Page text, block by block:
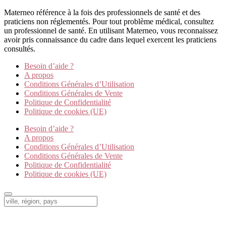
Materneo référence à la fois des professionnels de santé et des
praticiens non réglementés. Pour tout problème médical, consultez
un professionnel de santé. En utilisant Materneo, vous reconnaissez
avoir pris connaissance du cadre dans lequel exercent les praticiens
consultés.
Besoin d’aide ?
A propos
Conditions Générales d’Utilisation
Conditions Générales de Vente
Politique de Confidentialité
Politique de cookies (UE)
Besoin d’aide ?
A propos
Conditions Générales d’Utilisation
Conditions Générales de Vente
Politique de Confidentialité
Politique de cookies (UE)